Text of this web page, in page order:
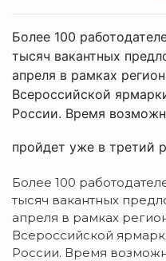
Более 100
тысяч вакантных
апреля в рамках
Всероссийской
России. Время
пройдет уже в третий
Более 100
тысяч вакантных
апреля в рамках
Всероссийской
России. Время